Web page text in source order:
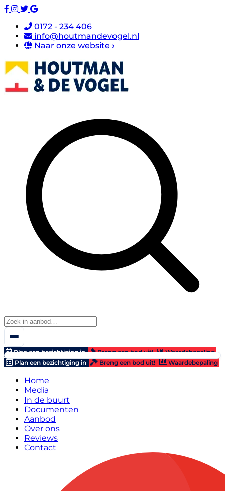
0172 - 234 406
info@houtmandevogel.nl
Naar onze website ›
Plan een bezichtiging in Breng een bod uit!
Waardebepaling
Plan een bezichtiging in
Breng een bod uit! Waardebepaling
Home
Media
In de buurt
Documenten
Aanbod
Over ons
Reviews
Contact